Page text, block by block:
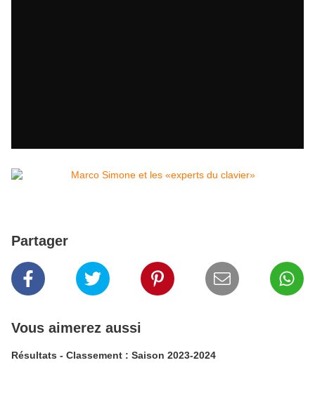
Partager
Vous aimerez aussi
Résultats - Classement : Saison 2023-2024